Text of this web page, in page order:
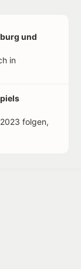
und
in
folgen,